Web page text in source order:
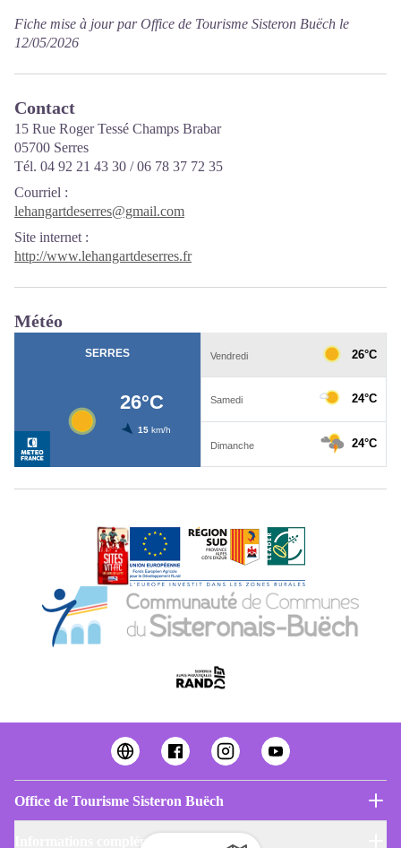
Fiche mise à jour par Office de Tourisme Sisteron Buëch le
12/05/2026
Contact
15 Rue Roger Tessé Champs Brabar
05700 Serres
Tél. 04 92 21 43 30 / 06 78 37 72 35
Courriel :
lehangartdeserres@gmail.com
Site internet :
http://www.lehangartdeserres.fr
Météo
Office de Tourisme Sisteron Buëch
Informations complémentaires